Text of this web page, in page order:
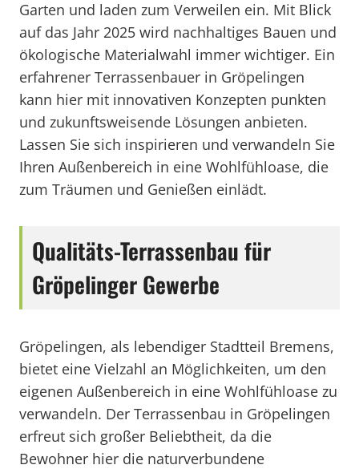
Garten und laden zum Verweilen ein. Mit Blick
auf das Jahr 2025 wird nachhaltiges Bauen und
ökologische Materialwahl immer wichtiger. Ein
erfahrener Terrassenbauer in Gröpelingen
kann hier mit innovativen Konzepten punkten
und zukunftsweisende Lösungen anbieten.
Lassen Sie sich inspirieren und verwandeln Sie
Ihren Außenbereich in eine Wohlfühloase, die
zum Träumen und Genießen einlädt.
Qualitäts-Terrassenbau für
Gröpelinger Gewerbe
Gröpelingen, als lebendiger Stadtteil Bremens,
bietet eine Vielzahl an Möglichkeiten, um den
eigenen Außenbereich in eine Wohlfühloase zu
verwandeln. Der Terrassenbau in Gröpelingen
erfreut sich großer Beliebtheit, da die
Bewohner hier die naturverbundene